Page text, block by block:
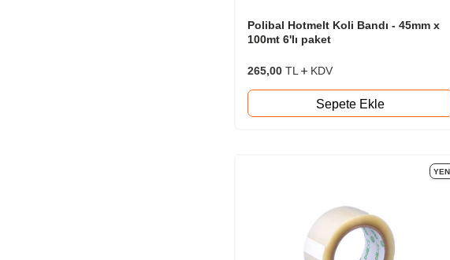
Polibal Hotmelt Koli Bandı - 45mm x
100mt 6'lı paket
265,00 TL KDV
Sepete Ekle
YENI